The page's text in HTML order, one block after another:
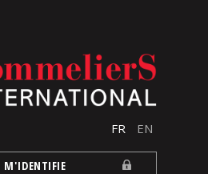
FR EN
M'IDENTIFIE